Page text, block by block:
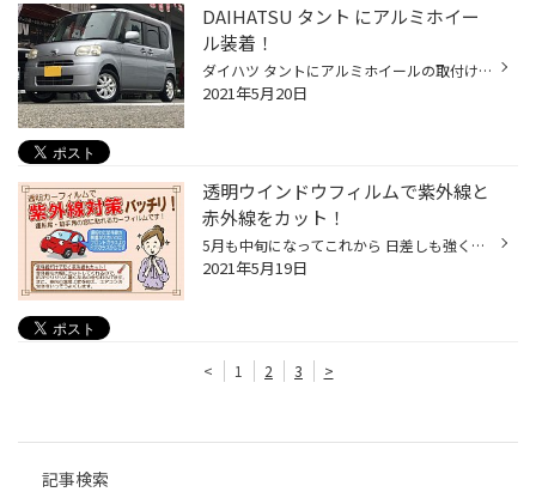
DAIHATSU タント にアルミホイー
ル装着！
ダイハツ タントにアルミホイールの取付けです！ アルミホイールは lala palm CUP（ﾗﾗﾊﾟｰﾑ / ｶｯﾌﾟ）です！ クラシカルキュートな太いスポークが とても可愛いアルミホイールです！ タイヤ館 西脇店 では 5月末まで『weds アルミホイール キャンペーン』を開催しています！ キャンペーン期間中は 対...
2021年5月20日
透明ウインドウフィルムで紫外線と
赤外線をカット！
5月も中旬になってこれから 日差しも強く、気温も高くなっていきます！ 日差しが強くなると紫外線の影響や車内温度の上昇がきになりますね。 そこでオススメするのが 運転席 / 助手席に施工できる透明断熱カーフィルムです！ この透明断熱フィルムを施工する事で お肌のシミやしわの原因となる紫外...
2021年5月19日
< 1 2 3 >
記事検索